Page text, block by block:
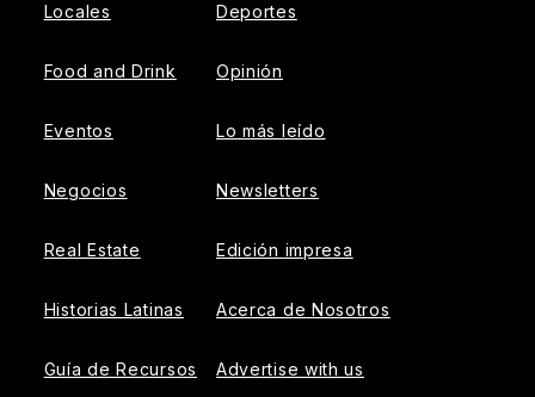
Locales
Food and Drink
Eventos
Negocios
Real Estate
Historias Latinas
Guía de Recursos
Deportes
Opinión
Lo más leído
Newsletters
Edición impresa
Acerca de Nosotros
Advertise with us